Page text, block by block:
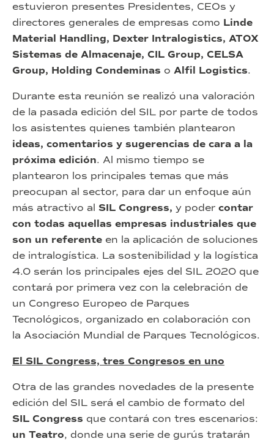
estuvieron presentes Presidentes, CEOs y
directores generales de empresas como Linde
Material Handling, Dexter Intralogistics, ATOX
Sistemas de Almacenaje, CIL Group, CELSA
Group, Holding Condeminas o Alfil Logistics.
Durante esta reunión se realizó una valoración
de la pasada edición del SIL por parte de todos
los asistentes quienes también plantearon
ideas, comentarios y sugerencias de cara a la
próxima edición. Al mismo tiempo se
plantearon los principales temas que más
preocupan al sector, para dar un enfoque aún
más atractivo al SIL Congress, y poder contar
con todas aquellas empresas industriales que
son un referente en la aplicación de soluciones
de intralogística. La sostenibilidad y la logística
4.0 serán los principales ejes del SIL 2020 que
contará por primera vez con la celebración de
un Congreso Europeo de Parques
Tecnológicos, organizado en colaboración con
la Asociación Mundial de Parques Tecnológicos.
El SIL Congress, tres Congresos en uno
Otra de las grandes novedades de la presente
edición del SIL será el cambio de formato del
SIL Congress que contará con tres escenarios:
un Teatro, donde una serie de gurús tratarán